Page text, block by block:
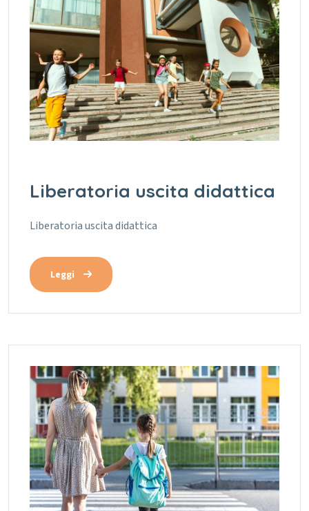
Liberatoria uscita didattica
Liberatoria uscita didattica
Leggi